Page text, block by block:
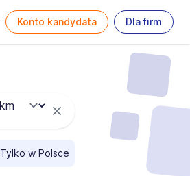
Konto kandydata Dla firm
Tylko w Polsce